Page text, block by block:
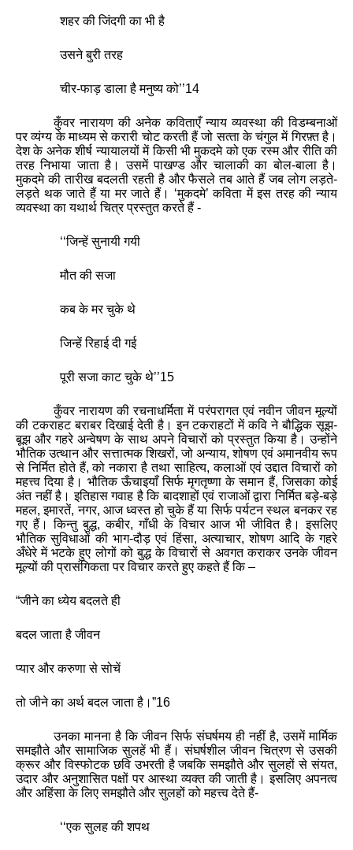
शहर की जिंदगी का भी है
उसने बुरी तरह
चीर-फाड़ डाला है मनुष्‍य को’’14
कुँवर नारायण की अनेक कविताएँ न्‍याय व्‍यवस्‍था की विडम्‍बनाओं
पर व्‍यंग्य के माध्‍यम से करारी चोट करती हैं जो सत्‍ता के चंगुल में गिरफ़्त है।
देश के अनेक शीर्ष न्‍यायालयों में किसी भी मुकदमे को एक रस्‍म और रीति की
तरह निभाया जाता है। उसमें पाखण्‍ड और चालाकी का बोल-बाला है।
मुकदमे की तारीख बदलती रहती है और फैसले तब आते हैं जब लोग लड़ते-
लड़ते थक जाते हैं या मर जाते हैं। ‘मुकदमे’कविता में इस तरह की न्‍याय
व्‍यवस्‍था का यथार्थ चित्र प्रस्‍तुत करते हैं -
‘‘जिन्‍हें सुनायी गयी
मौत की सजा
कब के मर चुके थे
जिन्‍हें रिहाई दी गई
पूरी सजा काट चुके थे’’15
कुँवर नारायण की रचनाधर्मिता में परंपरागत एवं नवीन जीवन मूल्‍यों
की टकराहट बराबर दिखाई देती है। इन टकराहटों में कवि ने बौद्धिक सूझ-
बूझ और गहरे अन्‍वेषण के साथ अपने विचारों को प्रस्‍तुत किया है। उन्होंने
भौतिक उत्थान और सत्तात्मक शिखरों,जो अन्याय,शोषण एवं अमानवीय रूप
से निर्मित होते हैं,को नकारा है तथा साहित्य,कलाओं एवं उद्दात विचारों को
महत्त्व दिया है। भौतिक ऊँचाइयाँ सिर्फ मृगतृष्णा के समान हैं,जिसका कोई
अंत नहीं है। इतिहास गवाह है कि बादशाहों एवं राजाओं द्वारा निर्मित बड़े-बड़े
महल,इमारतें,नगर, आज ध्वस्त हो चुके हैं या सिर्फ पर्यटन स्थल बनकर रह
गए हैं। किन्तु बुद्ध,कबीर,गाँधी के विचार आज भी जीवित है। इसलिए
भौतिक सुविधाओं की भाग-दौड़ एवं हिंसा, अत्याचार,शोषण आदि के गहरे
अँधेरे में भटके हुए लोगों को बुद्ध के विचारों से अवगत कराकर उनके जीवन
मूल्यों की प्रासंगिकता पर विचार करते हुए कहते हैं कि–
“जीने का ध्येय बदलते ही
बदल जाता है जीवन
प्यार और करुणा से सोचें
तो जीने का अर्थ बदल जाता है। ”16
उनका मानना है कि जीवन सिर्फ संघर्षमय ही नहीं है,उसमें मार्मिक
समझौते और सामाजिक सुलहें भी हैं। संघर्षशील जीवन चित्रण से उसकी
क्रूर और विस्‍फोटक छवि उभरती है जबकि समझौते और सुलहों से संयत,
उदार और अनुशासित पक्षों पर आस्‍था व्‍यक्‍त की जाती है। इसलिए अपनत्‍व
और अहिंसा के लिए समझौते और सुलहों को महत्त्व देते हैं-
‘‘एक सुलह की शपथ